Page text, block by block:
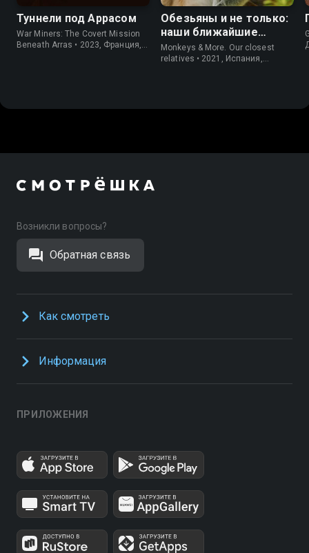
Туннели под Аррасом
War Miners: The Covert Mission
Beneath Arras • 2023, Франция,
Обезьяны и не только:
наши ближайшие
родственники
Monkeys & More. Our closest
relatives • 2021, Испания,
Возникли вопросы?
Обратная связь
Как смотреть
Информация
ПРИЛОЖЕНИЯ